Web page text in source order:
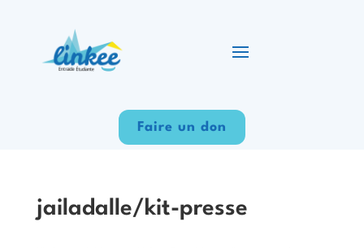
Faire un don
jailadalle/kit-presse